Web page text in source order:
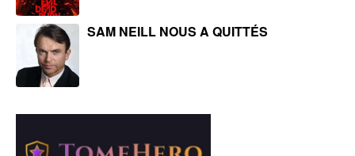
SAM NEILL NOUS A QUITTÉS